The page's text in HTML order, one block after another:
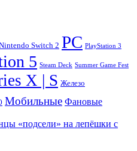
Switch 2 PC PlayStation 3
5 Steam Deck Summer Game Fest
X | S Железо
Мобильные Фановые
«подсели» на лепёшки с